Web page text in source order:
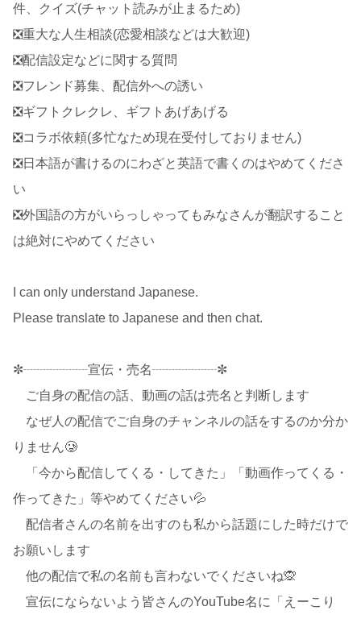
件、クイズ(チャット読みが止まるため)
❎重大な人生相談(恋愛相談などは大歓迎)
❎配信設定などに関する質問
❎フレンド募集、配信外への誘い
❎ギフトクレクレ、ギフトあげあげる
❎コラボ依頼(多忙なため現在受付しておりません)
❎日本語が書けるのにわざと英語で書くのはやめてくださ
い
❎外国語の方がいらっしゃってもみなさんが翻訳すること
は絶対にやめてください
I can only understand Japanese.
Please translate to Japanese and then chat.
✼┈┈┈┈┈宣伝・売名┈┈┈┈┈✼
ご自身の配信の話、動画の話は売名と判断します
なぜ人の配信でご自身のチャンネルの話をするのか分か
りません🥲
「今から配信してくる・してきた」「動画作ってくる・
作ってきた」等やめてください💦
配信者さんの名前を出すのも私から話題にした時だけで
お願いします
他の配信で私の名前も言わないでくださいね🙊
宣伝にならないよう皆さんのYouTube名に「えーこり